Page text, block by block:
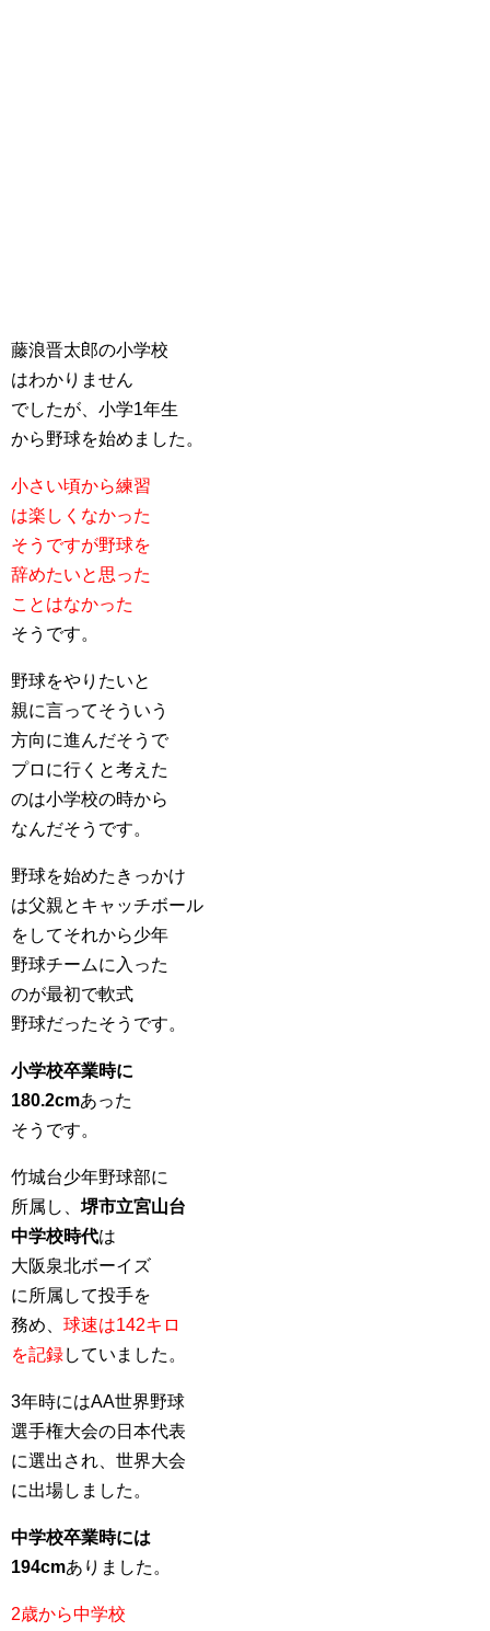
藤浪晋太郎の小学校
はわかりません
でしたが、小学1年生
から野球を始めました。
小さい頃から練習
は楽しくなかった
そうですが野球を
辞めたいと思った
ことはなかった
そうです。
野球をやりたいと
親に言ってそういう
方向に進んだそうで
プロに行くと考えた
のは小学校の時から
なんだそうです。
野球を始めたきっかけ
は父親とキャッチボール
をしてそれから少年
野球チームに入った
のが最初で軟式
野球だったそうです。
小学校卒業時に
180.2cmあった
そうです。
竹城台少年野球部に
所属し、 堺市立宮山台
中学校時代は
大阪泉北ボーイズ
に所属して投手を
務め、 球速は142キロ
を記録していました。
3年時にはAA世界野球
選手権大会の日本代表
に選出され、世界大会
に出場しました。
中学校卒業時には
194cmありました。
2歳から中学校